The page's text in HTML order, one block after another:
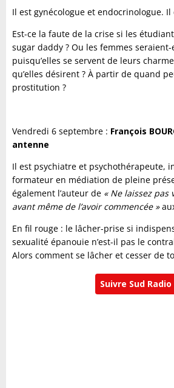
Il est gynécologue et endocrinologue. Il
Est-ce la faute de la crise si les
sugar daddy ? Ou les femmes
puisqu’elles se servent de leurs
qu’elles désirent ? À partir de quand
prostitution ?
Vendredi 6 septembre : François
antenne
Il est psychiatre et psychothérapeute,
formateur en médiation de pleine
également l’auteur de « Ne laissez
avant même de l’avoir commencée »
En fil rouge : le lâcher-prise si
sexualité épanouie n’est-il pas le
Alors comment se lâcher et cesser de
Suivre Sud Radio